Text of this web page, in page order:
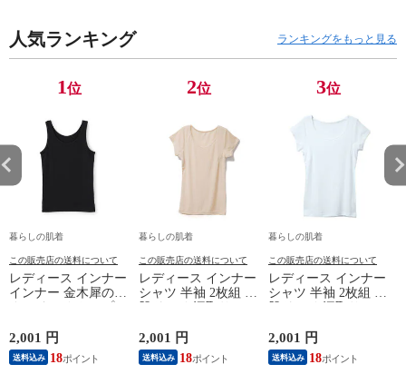
人気ランキング ランキングをもっと見る
1位
暮らしの肌着
この販売店の送料について
レディース インナー
インナー 金木犀のめ
っとり 保湿 ストレ
ッチ ボタニカル タ
ンクトップ 秋冬 お
2,001 円
送料込み 18
2位
暮らしの肌着
この販売店の送料について
レディース インナー
シャツ 半袖 2枚組 素
り インナーシャツ
パッド付き 春夏 汗
染み 防止 汗 対策 綿
2,001 円
送料込み 18
3位
暮らしの肌着
この販売店の送料について
レディース インナー
シャツ 半袖 2枚組 素
り インナーシャツ
パッド付き 春夏 汗
染み 防止 汗 対策 綿
2,001 円
送料込み 18